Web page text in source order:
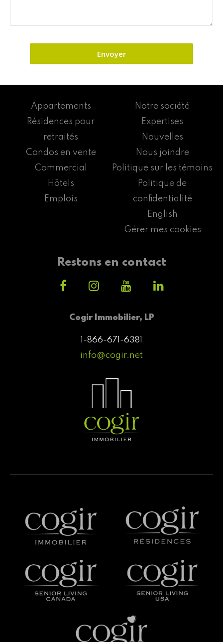
Cogir Immobilier, LP
1-866-671-6381
info@cogir.net
Appartements
Résidences pour
retraités
Condos en vente
Commercial
Hôtels
Emplois
Notre société
Expertises
Nouvelles
Nous joindre
Politique sur les témoins
Politique de
confidentialité
English
Gérer mes cookies
Restons en contact